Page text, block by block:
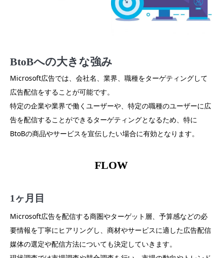
BtoBへの大きな強み
Microsoft広告では、会社名、業界、職種をターゲティングして
広告配信をすることが可能です。
特定の企業や業界で働くユーザーや、特定の職種のユーザーに広
告を配信することができるターゲティングとなるため、特に
BtoBの商品やサービスを宣伝したい場合に有効となります。
FLOW
1ヶ月目
Microsoft広告を配信する商圏やターゲット層、予算感などの必
要情報を丁寧にヒアリングし、商材やサービスに適した広告配信
媒体の選定や配信方法についても決定していきます。